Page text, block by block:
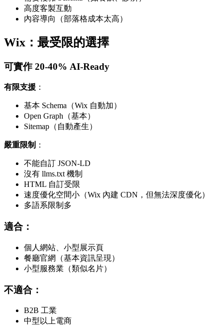
高度客製互動
內容導向（部落格成本太高）
Wix：最受限的選擇
可實作 20-40% AI-Ready
有限支援 ：
基本 Schema（Wix 自動加）
Open Graph（基本）
Sitemap（自動產生）
嚴重限制 ：
不能自訂 JSON-LD
沒有 llms.txt 機制
HTML 自訂受限
速度優化空間小（Wix 內建 CDN，但無法深度優化）
多語系限制多
適合：
個人網站、小型展示頁
餐廳官網（基本資訊呈現）
小型服務業（類似名片）
不適合：
B2B 工業
中型以上電商